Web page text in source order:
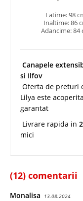
Latime: 98
Inaltime: 86
Adancime: 84
Canapele
si Ilfov
Oferta de preturi
Lilya este
garantat
Livrare rapida in
mici
(12) comentarii
Monalisa 13.08.2024